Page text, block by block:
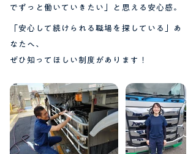
でずっと働いていきたい」と思える安心感。
「安心して続けられる職場を探している」あ
なたへ、
ぜひ知ってほしい制度があります！